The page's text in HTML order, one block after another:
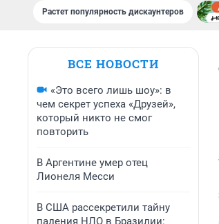
Растет популярность дискаунтеров
ВСЕ НОВОСТИ
«Это всего лишь шоу»: в
чем секрет успеха «Друзей»,
который никто не смог
повторить
В Аргентине умер отец
Лионеля Месси
В США рассекретили тайну
падения НЛО в Бразилии: